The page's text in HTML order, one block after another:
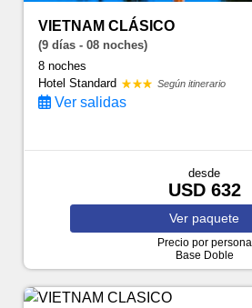
VIETNAM CLÁSICO
(9 días - 08 noches)
8 noches
Hotel Standard
Según itinerario
Ver salidas
desde
USD 632
Ver paquete
Precio por persona
Base Doble